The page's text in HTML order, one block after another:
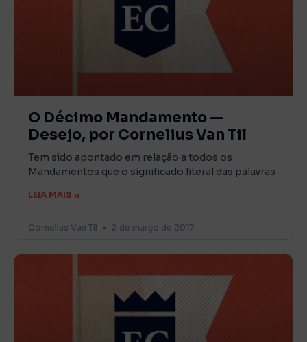
O Décimo Mandamento —
Desejo, por Cornelius Van Til
Tem sido apontado em relação a todos os
Mandamentos que o significado literal das palavras
LEIA MAIS »
Cornelius Van Til 2 de março de 2017